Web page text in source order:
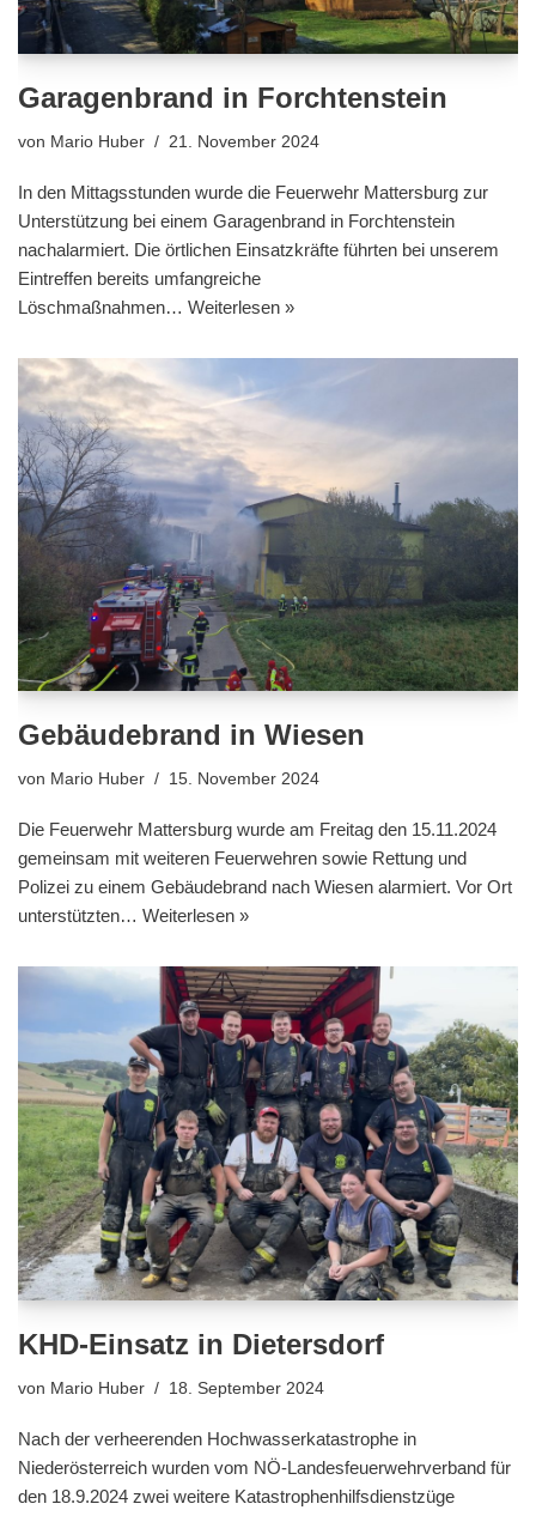
Garagenbrand in Forchtenstein
von Mario Huber 21. November 2024
In den Mittagsstunden wurde die Feuerwehr Mattersburg zur
Unterstützung bei einem Garagenbrand in Forchtenstein
nachalarmiert. Die örtlichen Einsatzkräfte führten bei unserem
Eintreffen bereits umfangreiche
Löschmaßnahmen… Weiterlesen »
Gebäudebrand in Wiesen
von Mario Huber 15. November 2024
Die Feuerwehr Mattersburg wurde am Freitag den 15.11.2024
gemeinsam mit weiteren Feuerwehren sowie Rettung und
Polizei zu einem Gebäudebrand nach Wiesen alarmiert. Vor Ort
unterstützten… Weiterlesen »
KHD-Einsatz in Dietersdorf
von Mario Huber 18. September 2024
Nach der verheerenden Hochwasserkatastrophe in
Niederösterreich wurden vom NÖ-Landesfeuerwehrverband für
den 18.9.2024 zwei weitere Katastrophenhilfsdienstzüge